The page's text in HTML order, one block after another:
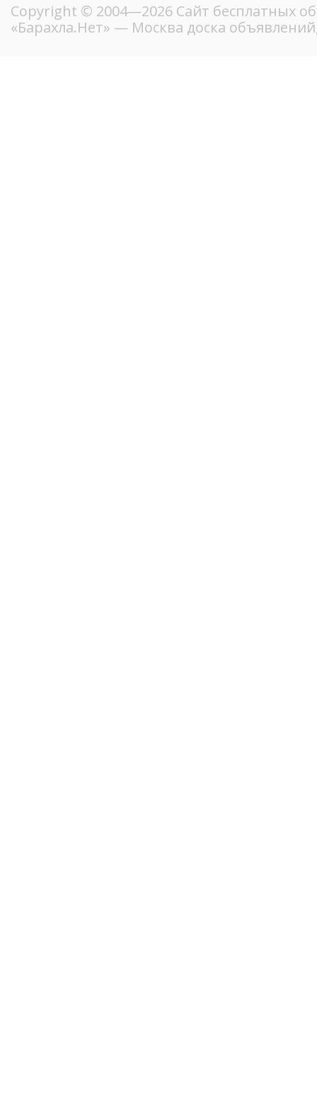
Copyright © 2004—2026 Сайт бесплатных
«Барахла.Нет» — Москва доска